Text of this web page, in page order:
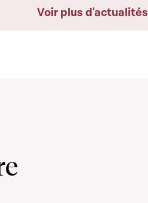
Voir plus d'actualités